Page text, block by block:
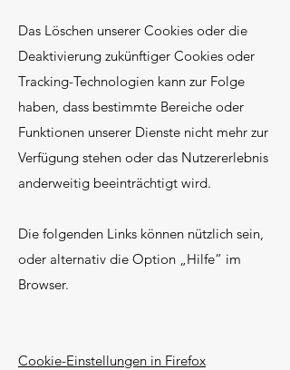
Das Löschen unserer Cookies oder die
Deaktivierung zukünftiger Cookies oder
Tracking-Technologien kann zur Folge
haben, dass bestimmte Bereiche oder
Funktionen unserer Dienste nicht mehr zur
Verfügung stehen oder das Nutzererlebnis
anderweitig beeinträchtigt wird.
Die folgenden Links können nützlich sein,
oder alternativ die Option „Hilfe“ im
Browser.
Cookie-Einstellungen in Firefox